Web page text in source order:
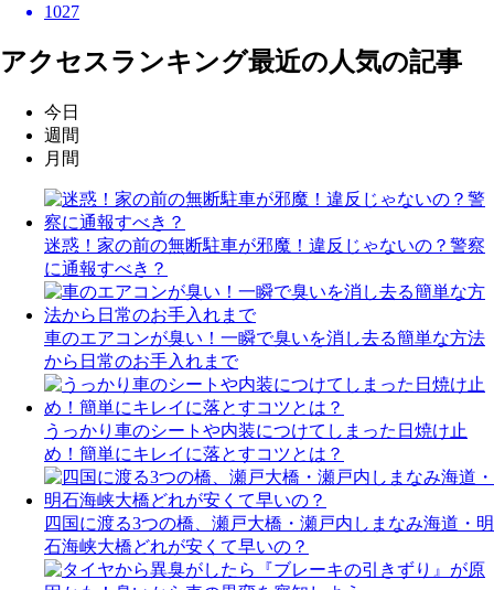
1027
アクセスランキング最近の人気の記事
今日
週間
月間
迷惑！家の前の無断駐車が邪魔！違反じゃないの？警察
に通報すべき？
車のエアコンが臭い！一瞬で臭いを消し去る簡単な方法
から日常のお手入れまで
うっかり車のシートや内装につけてしまった日焼け止
め！簡単にキレイに落とすコツとは？
四国に渡る3つの橋、瀬戸大橋・瀬戸内しまなみ海道・明
石海峡大橋どれが安くて早いの？